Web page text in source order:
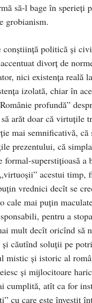
să-l bage în
grobianism.
politică şi
divorţ de
nici existenţa reală
izolată, chiar în
profundă”
arăt doar că virtuţile
mai semnificativă,
prezentului, că
formal-superstiţioasă
acestui
vrednici decît se
cale mai puţin
pentru a
mult decît oricînd să
căutînd soluţii pe
mistic şi istoric al
şi mijlocitoare
cumplită, atît ca for
cu care este învestit